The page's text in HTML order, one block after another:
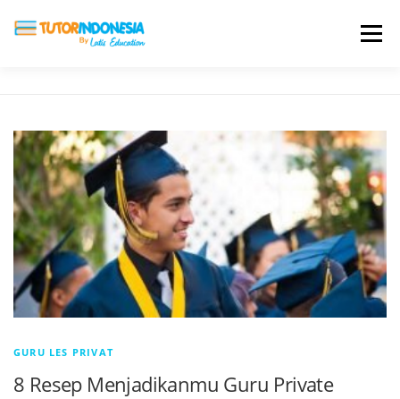
Menu
BIAYA LES TESTIMONI PROFIL ALUMNI
BLOG DAFTAR SEKOLAH
GURU LES PRIVAT
8 Resep Menjadikanmu Guru Private